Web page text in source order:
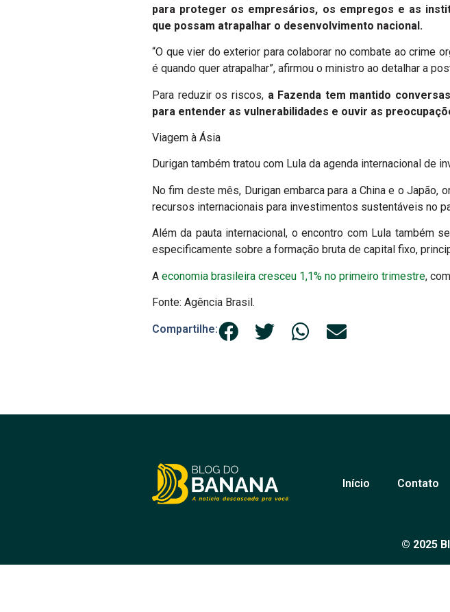
para proteger os empresários, os empregos e as
que possam atrapalhar o desenvolvimento nacional.
“O que vier do exterior para colaborar no combate ao crime
é quando quer atrapalhar”, afirmou o ministro ao detalhar a
Para reduzir os riscos, a Fazenda tem mantido
para entender as vulnerabilidades e ouvir as
Viagem à Ásia
Durigan também tratou com Lula da agenda internacional de
No fim deste mês, Durigan embarca para a China e o Japão,
recursos internacionais para investimentos sustentáveis no
Além da pauta internacional, o encontro com Lula também
especificamente sobre a formação bruta de capital fixo,
A economia brasileira cresceu 1,1% no primeiro trimestre,
Fonte: Agência Brasil.
Compartilhe:
Início Contato
© 2025